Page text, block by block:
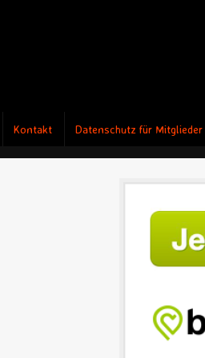
Kontakt Datenschutz für Mitglieder